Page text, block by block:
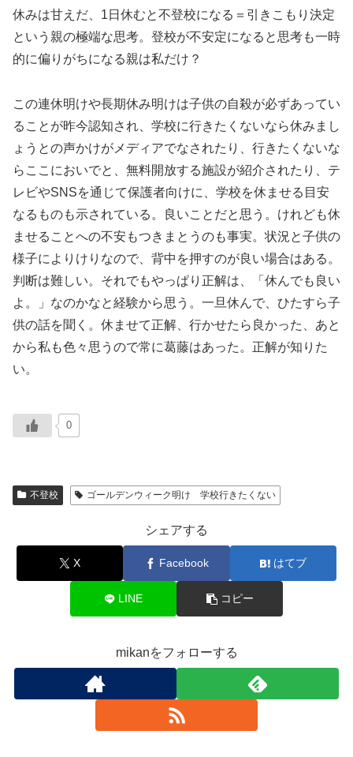
休みは甘えだ、1日休むと不登校になる＝引きこもり決定
という親の極端な思考。登校が不安定になると思考も一時
的に偏りがちになる親は私だけ？
この連休明けや長期休み明けは子供の自殺が必ずあってい
ることが昨今認知され、学校に行きたくないなら休みまし
ょうとの声かけがメディアでなされたり、行きたくないな
らここにおいでと、無料開放する施設が紹介されたり、テ
レビやSNSを通じて保護者向けに、学校を休ませる目安
なるものも示されている。良いことだと思う。けれども休
ませることへの不安もつきまとうのも事実。状況と子供の
様子によりけりなので、背中を押すのが良い場合はある。
判断は難しい。それでもやっぱり正解は、「休んでも良い
よ。」なのかなと経験から思う。一旦休んで、ひたすら子
供の話を聞く。休ませて正解、行かせたら良かった、あと
から私も色々思うので常に葛藤はあった。正解が知りた
い。
0
不登校 ゴールデンウィーク明け 学校行きたくない
シェアする
X Facebook はてブ
LINE コピー
mikanをフォローする